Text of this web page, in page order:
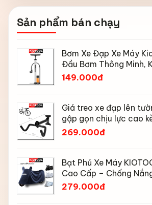
Sản phẩm bán chạy
Bơm Xe Đạp Xe Máy
Đầu Bơm Thông Minh,
Đồng Hồ 160 PSI
149.000đ
Giá treo xe đạp lên
gập gọn chịu lực cao
mũ bảo hiểm
269.000đ
Bạt Phủ Xe Máy
Cao Cấp – Chống
Chống Bụi, Chống Tia
279.000đ